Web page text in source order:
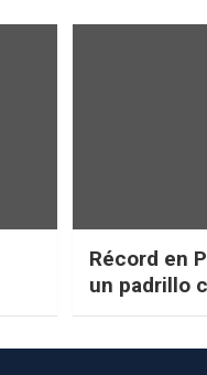
Récord en
un padrillo
millones